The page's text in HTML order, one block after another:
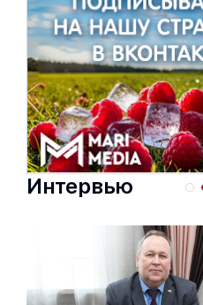
Интервью